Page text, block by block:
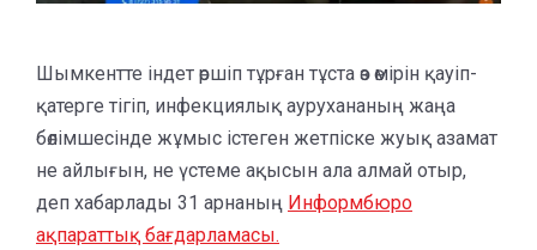
Шымкентте індет өршіп тұрған тұста өз өмірін қауіп-
қатерге тігіп, инфекциялық аурухананың жаңа
бөлімшесінде жұмыс істеген жетпіске жуық азамат
не айлығын, не үстеме ақысын ала алмай отыр,
деп хабарлады 31 арнаның Информбюро
ақпараттық бағдарламасы.